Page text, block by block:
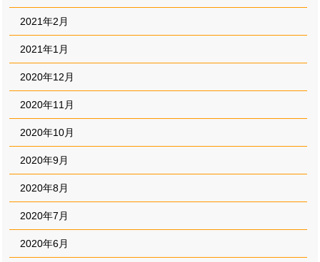
2021年2月
2021年1月
2020年12月
2020年11月
2020年10月
2020年9月
2020年8月
2020年7月
2020年6月